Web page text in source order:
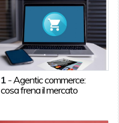
1 - Agentic commerce:
cosa frena il mercato